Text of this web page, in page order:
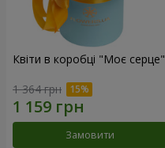
Квіти в коробці "Моє серце"
1 364 грн
Замовити